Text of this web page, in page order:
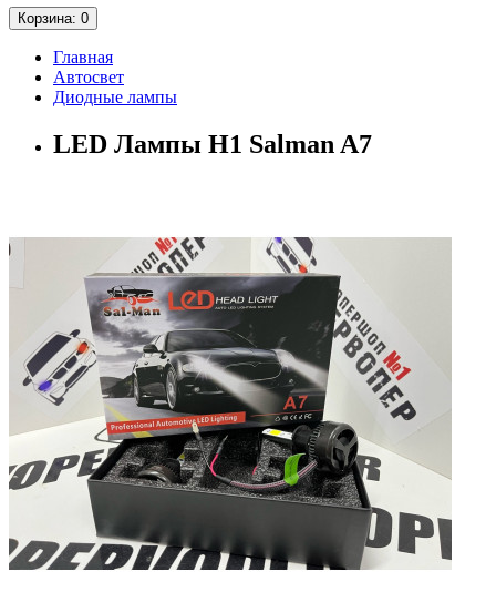
Корзина: 0
Главная
Автосвет
Диодные лампы
LED Лампы H1 Salman A7